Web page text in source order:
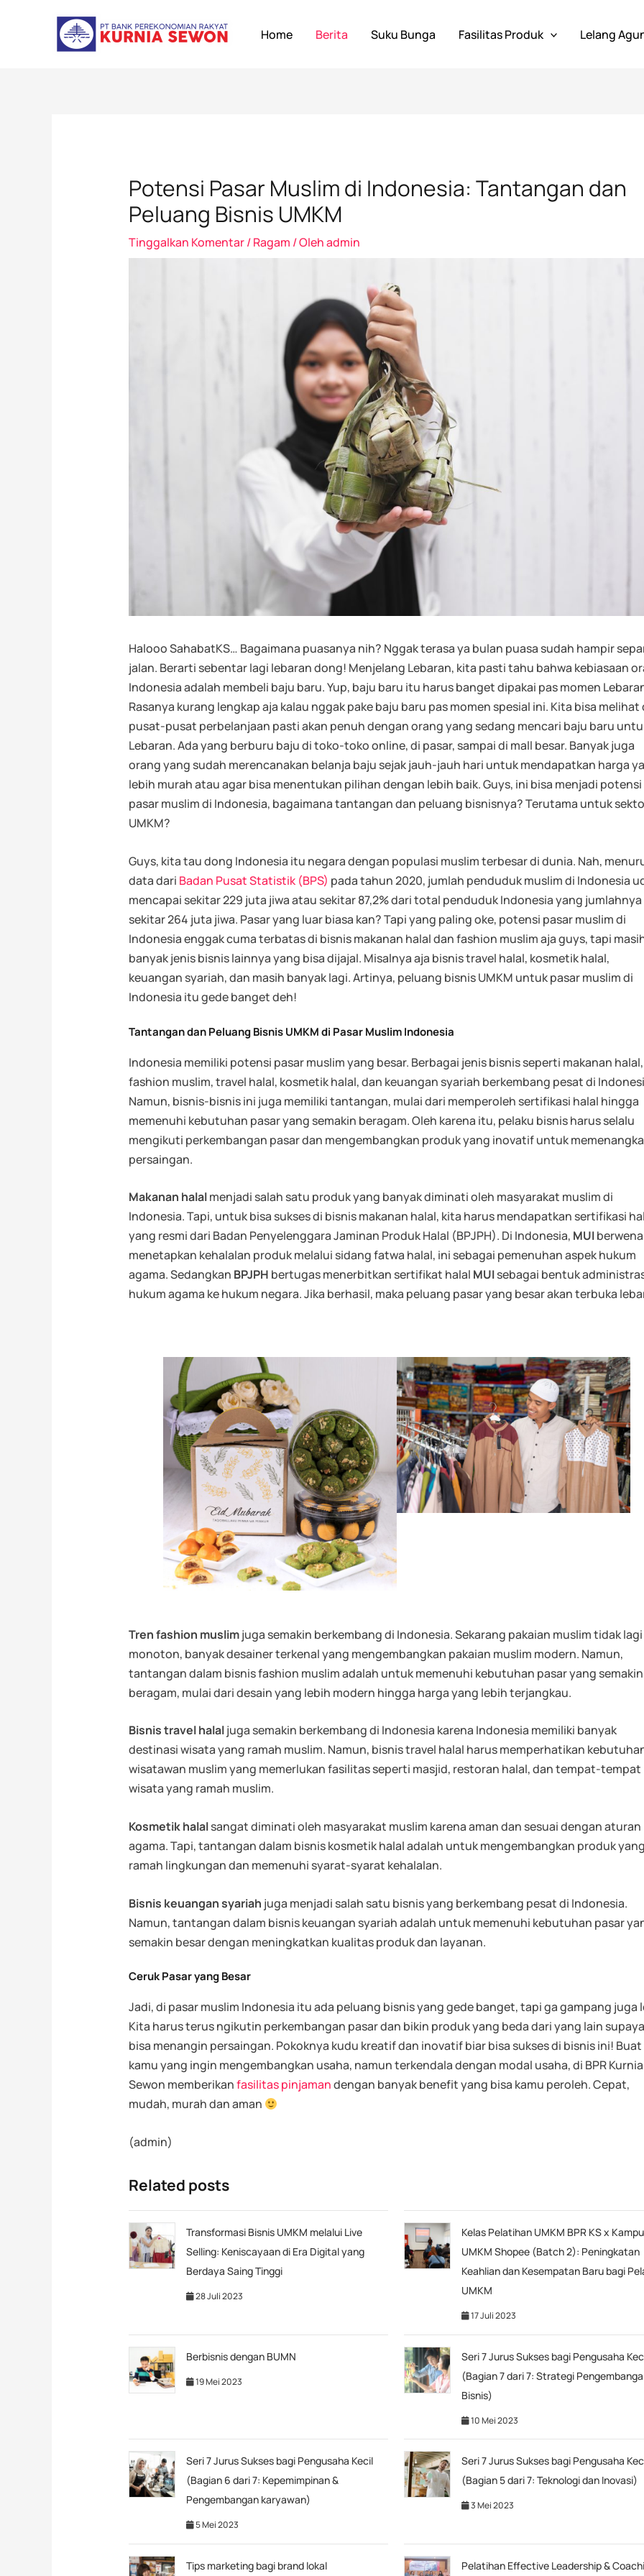
Home Berita Suku Bunga Fasilitas Produk Lelang
Potensi Pasar Muslim di Indonesia: Tantangan dan
Peluang Bisnis UMKM
Tinggalkan Komentar/Ragam / Olehadmin
Halooo SahabatKS… Bagaimana puasanya nih? Nggak terasa ya bulan puasa sudah hampir
jalan. Berarti sebentar lagi lebaran dong! Menjelang Lebaran, kita pasti tahu bahwa kebiasaan
Indonesia adalah membeli baju baru. Yup, baju baru itu harus banget dipakai pas momen
Rasanya kurang lengkap aja kalau nggak pake baju baru pas momen spesial ini. Kita bisa melihat
pusat-pusat perbelanjaan pasti akan penuh dengan orang yang sedang mencari baju baru
Lebaran. Ada yang berburu baju di toko-toko online, di pasar, sampai di mall besar. Banyak juga
orang yang sudah merencanakan belanja baju sejak jauh-jauh hari untuk mendapatkan harga
lebih murah atau agar bisa menentukan pilihan dengan lebih baik. Guys, ini bisa menjadi potensi
pasar muslim di Indonesia, bagaimana tantangan dan peluang bisnisnya? Terutama untuk
UMKM?
Guys, kita tau dong Indonesia itu negara dengan populasi muslim terbesar di dunia. Nah,
data dari Badan Pusat Statistik (BPS) pada tahun 2020, jumlah penduduk muslim di Indonesia
mencapai sekitar 229 juta jiwa atau sekitar 87,2% dari total penduduk Indonesia yang jumlahnya
sekitar 264 juta jiwa. Pasar yang luar biasa kan? Tapi yang paling oke, potensi pasar muslim di
Indonesia enggak cuma terbatas di bisnis makanan halal dan fashion muslim aja guys, tapi
banyak jenis bisnis lainnya yang bisa dijajal. Misalnya aja bisnis travel halal, kosmetik halal,
keuangan syariah, dan masih banyak lagi. Artinya, peluang bisnis UMKM untuk pasar muslim di
Indonesia itu gede banget deh!
Tantangan dan Peluang Bisnis UMKM di Pasar Muslim Indonesia
Indonesia memiliki potensi pasar muslim yang besar. Berbagai jenis bisnis seperti makanan halal,
fashion muslim, travel halal, kosmetik halal, dan keuangan syariah berkembang pesat di
Namun, bisnis-bisnis ini juga memiliki tantangan, mulai dari memperoleh sertifikasi halal hingga
memenuhi kebutuhan pasar yang semakin beragam. Oleh karena itu, pelaku bisnis harus selalu
mengikuti perkembangan pasar dan mengembangkan produk yang inovatif untuk
persaingan.
Makanan halalmenjadi salah satu produk yang banyak diminati oleh masyarakat muslim di
Indonesia. Tapi, untuk bisa sukses di bisnis makanan halal, kita harus mendapatkan sertifikasi
yang resmi dari Badan Penyelenggara Jaminan Produk Halal (BPJPH). Di Indonesia, MUI
menetapkan kehalalan produk melalui sidang fatwa halal, ini sebagai pemenuhan aspek hukum
agama. Sedangkan BPJPH bertugas menerbitkan sertifikat halal MUIsebagai bentuk
hukum agama ke hukum negara. Jika berhasil, maka peluang pasar yang besar akan terbuka
Tren fashion muslimjuga semakin berkembang di Indonesia. Sekarang pakaian muslim tidak lagi
monoton, banyak desainer terkenal yang mengembangkan pakaian muslim modern. Namun,
tantangan dalam bisnis fashion muslim adalah untuk memenuhi kebutuhan pasar yang semakin
beragam, mulai dari desain yang lebih modern hingga harga yang lebih terjangkau.
Bisnis travel halaljuga semakin berkembang di Indonesia karena Indonesia memiliki banyak
destinasi wisata yang ramah muslim. Namun, bisnis travel halal harus memperhatikan
wisatawan muslim yang memerlukan fasilitas seperti masjid, restoran halal, dan tempat-tempat
wisata yang ramah muslim.
Kosmetik halalsangat diminati oleh masyarakat muslim karena aman dan sesuai dengan aturan
agama. Tapi, tantangan dalam bisnis kosmetik halal adalah untuk mengembangkan produk
ramah lingkungan dan memenuhi syarat-syarat kehalalan.
Bisnis keuangan syariah juga menjadi salah satu bisnis yang berkembang pesat di Indonesia.
Namun, tantangan dalam bisnis keuangan syariah adalah untuk memenuhi kebutuhan pasar
semakin besar dengan meningkatkan kualitas produk dan layanan.
Ceruk Pasar yang Besar
Jadi, di pasar muslim Indonesia itu ada peluang bisnis yang gede banget, tapi ga gampang juga
Kita harus terus ngikutin perkembangan pasar dan bikin produk yang beda dari yang lain supaya
bisa menangin persaingan. Pokoknya kudu kreatif dan inovatif biar bisa sukses di bisnis ini! Buat
kamu yang ingin mengembangkan usaha, namun terkendala dengan modal usaha, di BPR Kurnia
Sewon memberikanfasilitas pinjamandengan banyak benefit yang bisa kamu peroleh. Cepat,
mudah, murah dan aman
(admin)
Related posts
Transformasi Bisnis UMKM melalui Live
Selling: Keniscayaan di Era Digital yang
Berdaya Saing Tinggi
28 Juli 2023
Kelas Pelatihan UMKM BPR KS x
UMKM Shopee (Batch 2): Peningkatan
Keahlian dan Kesempatan Baru bagi
UMKM
17 Juli 2023
Berbisnis dengan BUMN
19 Mei 2023
Seri 7 Jurus Sukses bagi Pengusaha
(Bagian 7 dari 7: Strategi
Bisnis)
10 Mei 2023
Seri 7 Jurus Sukses bagi Pengusaha Kecil
(Bagian 6 dari 7: Kepemimpinan &
Pengembangan karyawan)
5 Mei 2023
Seri 7 Jurus Sukses bagi Pengusaha
(Bagian 5 dari 7: Teknologi dan Inovasi)
3 Mei 2023
Tips marketing bagi brand lokal Pelatihan Effective Leadership &
navigation